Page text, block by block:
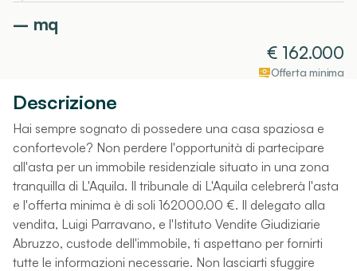
– mq
€ 162.000
Offerta minima
Descrizione
Hai sempre sognato di possedere una casa spaziosa e
confortevole? Non perdere l'opportunità di partecipare
all'asta per un immobile residenziale situato in una zona
tranquilla di L'Aquila. Il tribunale di L'Aquila celebrerà l'asta
e l'offerta minima è di soli 162000.00 €. Il delegato alla
vendita, Luigi Parravano, e l'Istituto Vendite Giudiziarie
Abruzzo, custode dell'immobile, ti aspettano per fornirti
tutte le informazioni necessarie. Non lasciarti sfuggire